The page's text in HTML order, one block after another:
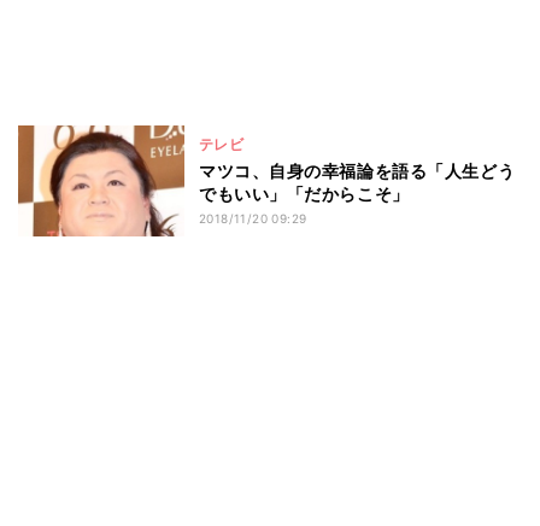
テレビ
マツコ、自身の幸福論を語る「人生どう
でもいい」「だからこそ」
2018/11/20 09:29